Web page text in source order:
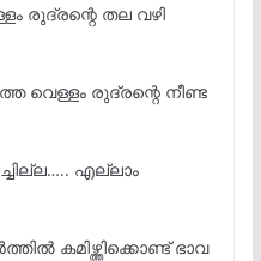
രുദ്രന്റെ തല വഴി
വെള്ളം രുദ്രന്റെ നീണ്ട
എല്ലാം
കമിഴ്ത്തിക്കൊണ്ട് ഭാവ